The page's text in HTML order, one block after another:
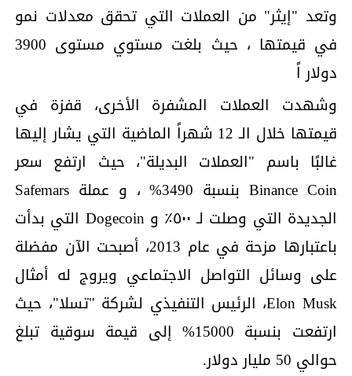
وتعد "إيثر" من العملات التي تحقق معدلات نمو
في قيمتها ، حيث بلغت مستوي مستوى 3900
دولار اً
وشهدت العملات المشفرة الأخرى، قفزة في
قيمتها خلال الـ 12 شهراً الماضية التي يشار إليها
غالبًا باسم "العملات البديلة"، حيث ارتفع سعر
Binance Coin بنسبة 3490% ، و عملة Safemars
الجديدة التي وصلت لـ ٥٠٠٪ و Dogecoin التي بدأت
باعتبارها مزحة في عام 2013، أصبحت الآن مفضلة
على وسائل التواصل الاجتماعي ويروج له أمثال
Elon Musk، الرئيس التنفيذي لشركة "تسلا"، حيث
ارتفعت بنسبة 15000% إلى قيمة سوقية تبلغ
حوالي 50 مليار دولار.